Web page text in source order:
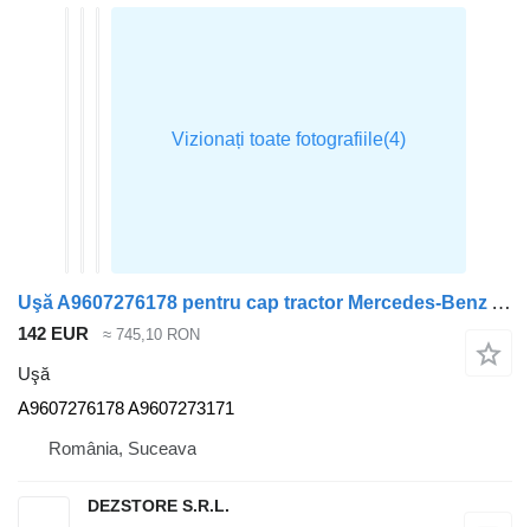
Uşă A9607276178 pentru cap tractor Mercedes-Benz ACTROS MP4
142 EUR ≈ 745,10 RON
Uşă
A9607276178 A9607273171
România, Suceava
DEZSTORE S.R.L.